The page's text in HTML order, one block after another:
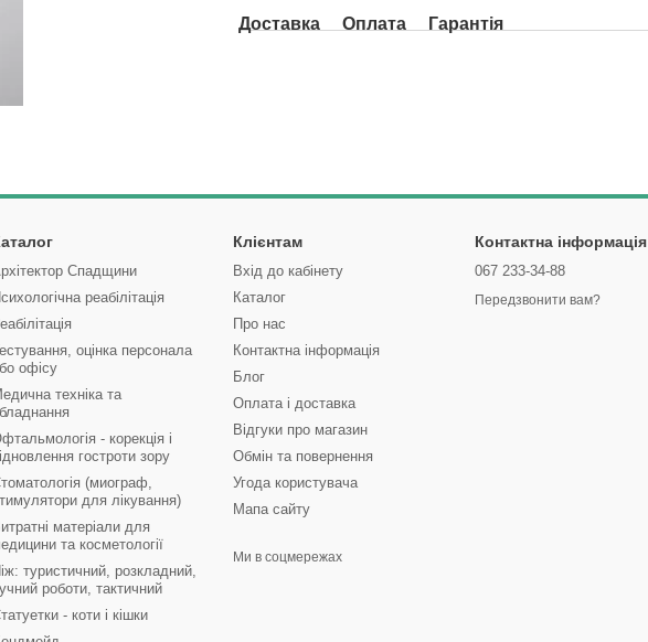
Доставка
Оплата Гарантія
Спадщини
реабілітація
оцінка персонала
офісу
техніка та
- корекція і
гостроти зору
(миограф,
для лікування)
матеріали для
та косметології
туристичний, розкладний,
роботи, тактичний
- коти і кішки
Клієнтам
Вхід до кабінету
Каталог
Про нас
Контактна інформація
Блог
Оплата і доставка
Відгуки про магазин
Обмін та повернення
Угода користувача
Мапа сайту
Ми в соцмережах
Контактна інформація
067 233-34-88
Передзвонити вам?